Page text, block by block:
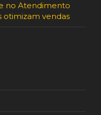
no Atendimento
otimizam vendas